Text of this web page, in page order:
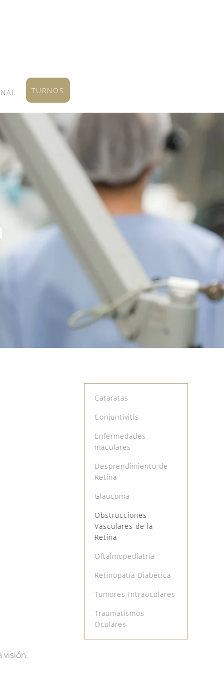
TURNOS
visión.
Cataratas
Conjuntivitis
Enfermedades
maculares
Desprendimiento de
Retina
Glaucoma
Obstrucciones
Vasculares de la
Retina
Oftalmopediatría
Retinopatía Diabética
Tumores Intraoculares
Traumatismos
Oculares